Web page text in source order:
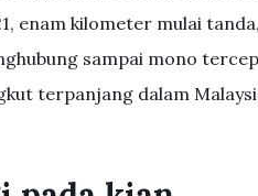
enam kilometer mulai
sampai mono
terpanjang dalam